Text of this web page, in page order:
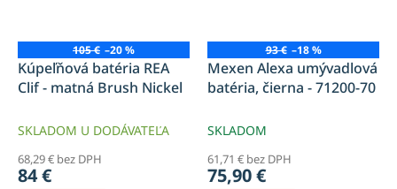
105 € –20 %
Kúpeľňová batéria REA
Clif - matná Brush Nickel
SKLADOM U DODÁVATEĽA
68,29 € bez DPH
84 €
93 € –18 %
Mexen Alexa umývadlová
batéria, čierna - 71200-70
SKLADOM
61,71 € bez DPH
75,90 €